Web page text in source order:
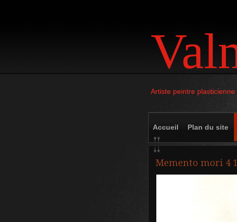
Artiste peintre
Accueil Plan du site
Memento mori 4